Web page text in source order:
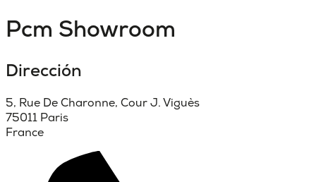
Pcm Showroom
Dirección
5, Rue De Charonne, Cour J. Viguès
75011 Paris
France